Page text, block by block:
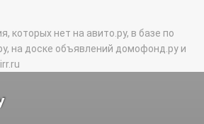
которых нет на авито.ру, в базе по
на доске объявлений домофонд.ру и